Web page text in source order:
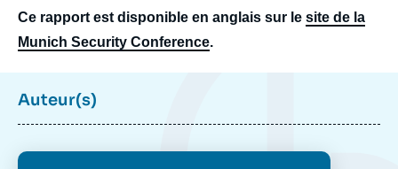
Ce rapport est disponible en anglais sur le site de la
Munich Security Conference.
Auteur(s)